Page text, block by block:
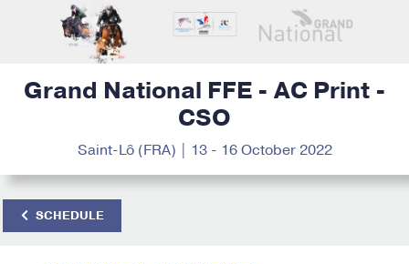
Grand National FFE - AC Print -
CSO
Saint-Lô (FRA) | 13 - 16 October 2022
SCHEDULE